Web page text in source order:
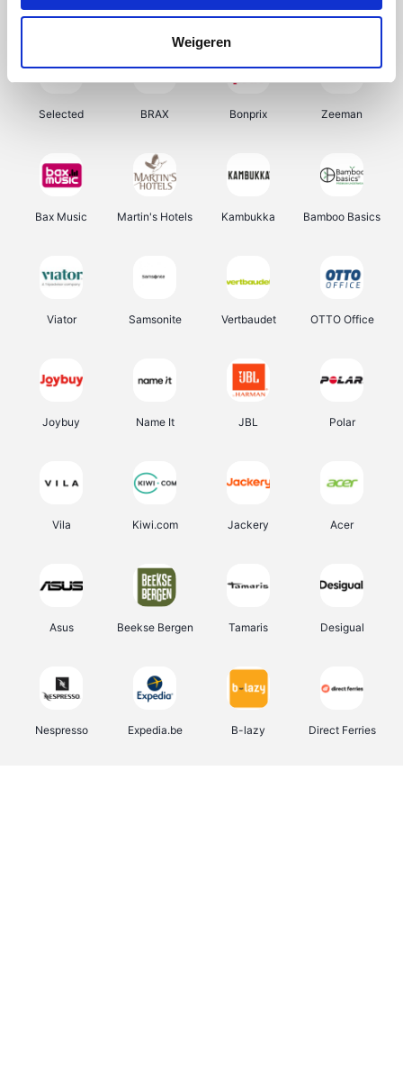
Weigeren
Samsung My Jewellery Delonghi Tennis Point
Selected BRAX Bonprix Zeeman
Bax Music Martin's Hotels Kambukka Bamboo Basics
Viator Samsonite Vertbaudet OTTO Office
Joybuy Name It JBL Polar
Vila Kiwi.com Jackery Acer
Asus Beekse Bergen Tamaris Desigual
Nespresso Expedia.be B-lazy Direct Ferries